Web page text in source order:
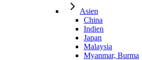
Asien
China
Indien
Japan
Malaysia
Myanmar, Burma